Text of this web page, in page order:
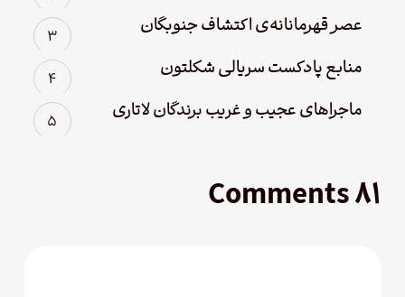
عصر قهرمانانه‌ی اکتشاف جنوبگان
منابع پادکست سریالی شکلتون
ماجراهای عجیب و غریب برندگان لاتاری
۸۱ Comments